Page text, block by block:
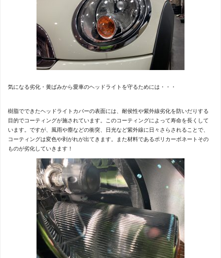
気になる劣化・黄ばみから愛車のヘッドライトを守るためには・・・
樹脂でできたヘッドライトカバーの表面には、耐侯性や紫外線劣化を防いだりする
目的でコーティングが施されています。このコーティングによって寿命を長くして
います。ですが、風雨や塵などの衝突、日光など紫外線に日々さらされることで、
コーティングは変色や剥がれが出てきます。また材料であるポリカーボネートその
ものが劣化していきます！